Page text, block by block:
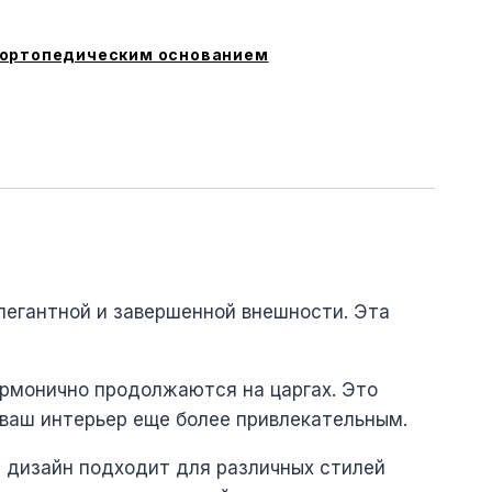
основанием
и завершенной внешности. Эта
продолжаются на царгах. Это
интерьер еще более привлекательным.
подходит для различных стилей